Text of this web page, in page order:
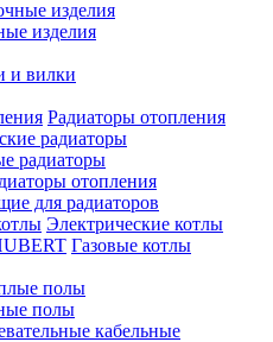
изделия
и вилки
Радиаторы отопления
радиаторы
радиаторы
отопления
для радиаторов
Электрические котлы
Газовые котлы
полы
полы
кабельные